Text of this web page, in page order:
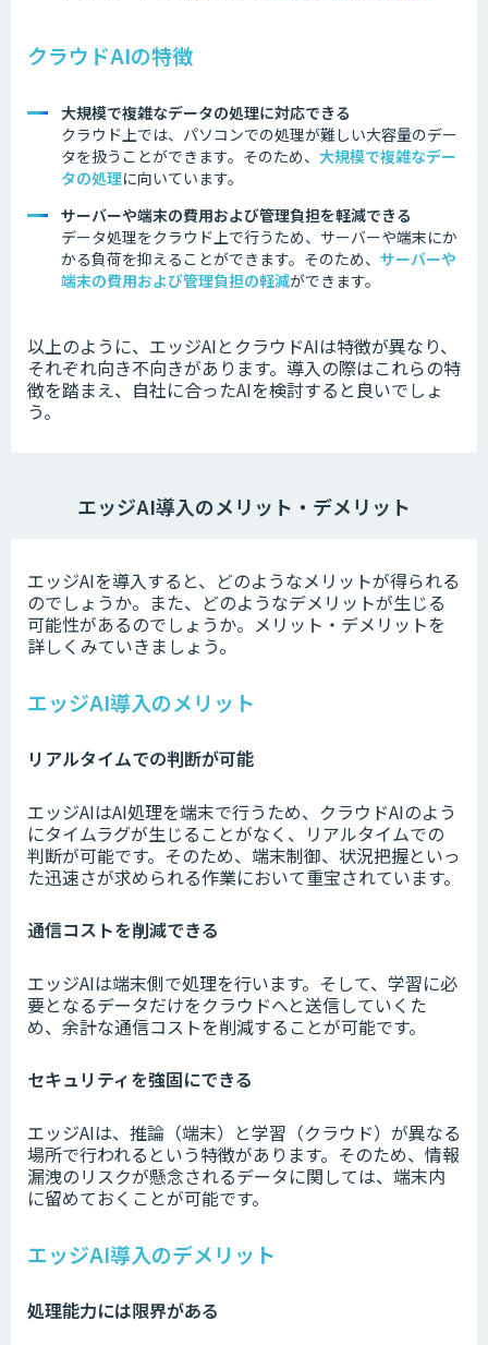
クラウドAIの特徴
大規模で複雑なデータの処理に対応できる
クラウド上では、パソコンでの処理が難しい大容量のデー
タを扱うことができます。そのため、 大規模で複雑なデー
タの処理に向いています。
サーバーや端末の費用および管理負担を軽減できる
データ処理をクラウド上で行うため、サーバーや端末にか
かる負荷を抑えることができます。そのため、 サーバーや
端末の費用および管理負担の軽減ができます。
以上のように、エッジAIとクラウドAIは特徴が異なり、
それぞれ向き不向きがあります。 導入の際はこれらの特
徴を踏まえ、自社に合ったAIを検討すると良いでしょ
う。
エッジAI導入のメリット・デメリット
エッジAIを導入すると、どのようなメリットが得られる
のでしょうか。また、どのようなデメリットが生じる
可能性があるのでしょうか。メリット・デメリットを
詳しくみていきましょう。
エッジAI導入のメリット
リアルタイムでの判断が可能
エッジAIはAI処理を端末で行うため、クラウドAIのよう
にタイムラグが生じることがなく、リアルタイムでの
判断が可能です。そのため、端末制御、状況把握といっ
た迅速さが求められる作業において重宝されています。
通信コストを削減できる
エッジAIは端末側で処理を行います。そして、学習に必
要となるデータだけをクラウドへと送信していくた
め、余計な通信コストを削減することが可能です。
セキュリティを強固にできる
エッジAIは、推論（端末）と学習（クラウド）が異なる
場所で行われるという特徴があります。そのため、情報
漏洩のリスクが懸念されるデータに関しては、端末内
に留めておくことが可能です。
エッジAI導入のデメリット
処理能力には限界がある